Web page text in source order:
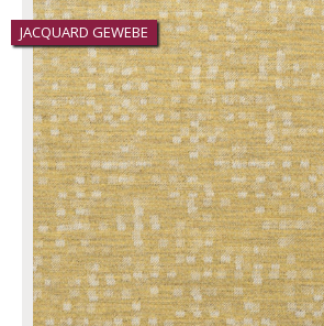
JACQUARD GEWEBE